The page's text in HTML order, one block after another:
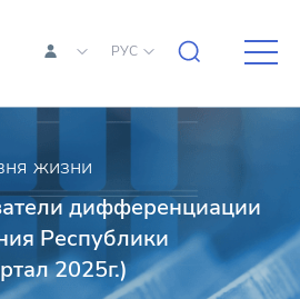
РУС
жизни
дифференциации
Республики
2025г.)